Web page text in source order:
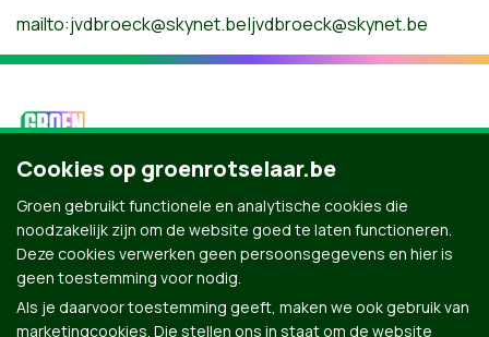
mailto:jvdbroeck@skynet.be|jvdbroeck@skynet.be
Groen.be
Contact Privacybeleid
Cookies op groenrotselaar.be
Groen gebruikt functionele en analytische cookies die
noodzakelijk zijn om de website goed te laten functioneren.
Deze cookies verwerken geen persoonsgegevens en hier is
geen toestemming voor nodig.
Als je daarvoor toestemming geeft, maken we ook gebruik van
marketingcookies. Die stellen ons in staat om de website